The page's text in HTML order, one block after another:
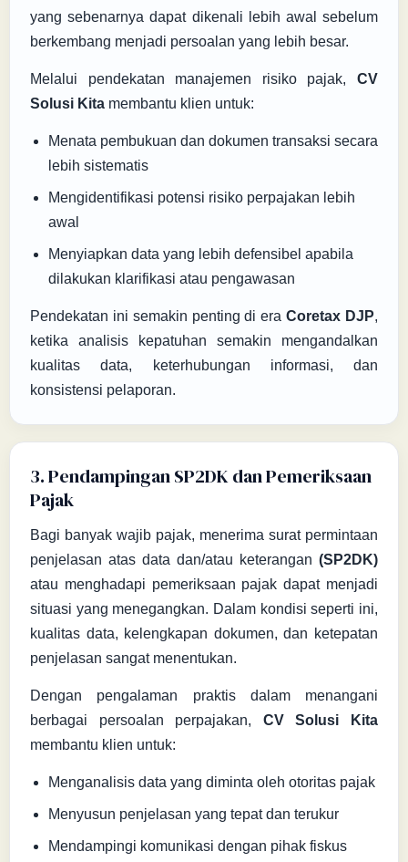
yang sebenarnya dapat dikenali lebih awal sebelum
berkembang menjadi persoalan yang lebih besar.
Melalui pendekatan manajemen risiko pajak, CV
Solusi Kita membantu klien untuk:
Menata pembukuan dan dokumen transaksi secara
lebih sistematis
Mengidentifikasi potensi risiko perpajakan lebih
awal
Menyiapkan data yang lebih defensibel apabila
dilakukan klarifikasi atau pengawasan
Pendekatan ini semakin penting di eraCoretax DJP,
ketika analisis kepatuhan semakin mengandalkan
kualitas data, keterhubungan informasi, dan
konsistensi pelaporan.
3. Pendampingan SP2DK dan Pemeriksaan
Pajak
Bagi banyak wajib pajak, menerima surat permintaan
penjelasan atas data dan/atau keterangan (SP2DK)
atau menghadapi pemeriksaan pajak dapat menjadi
situasi yang menegangkan. Dalam kondisi seperti ini,
kualitas data, kelengkapan dokumen, dan ketepatan
penjelasan sangat menentukan.
Dengan pengalaman praktis dalam menangani
berbagai persoalan perpajakan, CV Solusi Kita
membantu klien untuk:
Menganalisis data yang diminta oleh otoritas pajak
Menyusun penjelasan yang tepat dan terukur
Mendampingi komunikasi dengan pihak fiskus